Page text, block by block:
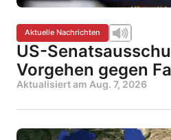
Aktuelle Nachrichten
US-
Vorgehen gegen
Aktualisiert am Aug. 7, 2026